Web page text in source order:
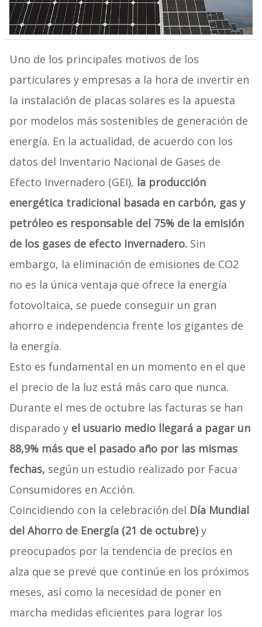
Uno de los principales motivos de los
particulares y empresas a la hora de invertir en
la instalación de placas solares es la apuesta
por modelos más sostenibles de generación de
energía. En la actualidad, de acuerdo con los
datos del Inventario Nacional de Gases de
Efecto Invernadero (GEI), la producción
energética tradicional basada en carbón, gas y
petróleo es responsable del 75% de la emisión
de los gases de efecto invernadero. Sin
embargo, la eliminación de emisiones de CO2
no es la única ventaja que ofrece la energía
fotovoltaica, se puede conseguir un gran
ahorro e independencia frente los gigantes de
la energía.
Esto es fundamental en un momento en el que
el precio de la luz está más caro que nunca.
Durante el mes de octubre las facturas se han
disparado y el usuario medio llegará a pagar un
88,9% más que el pasado año por las mismas
fechas, según un estudio realizado por Facua
Consumidores en Acción.
Coincidiendo con la celebración del Día Mundial
del Ahorro de Energía (21 de octubre)y
preocupados por la tendencia de precios en
alza que se prevé que continúe en los próximos
meses, así como la necesidad de poner en
marcha medidas eficientes para lograr los